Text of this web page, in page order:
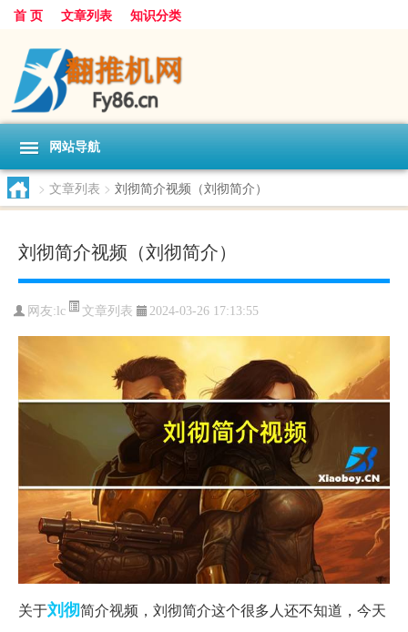
首 页 文章列表 知识分类
网站导航
> 文章列表 > 刘彻简介视频（刘彻简介）
刘彻简介视频（刘彻简介）
网友:lc 文章列表 2024-03-26 17:13:55
关于刘彻简介视频，刘彻简介这个很多人还不知道，今天